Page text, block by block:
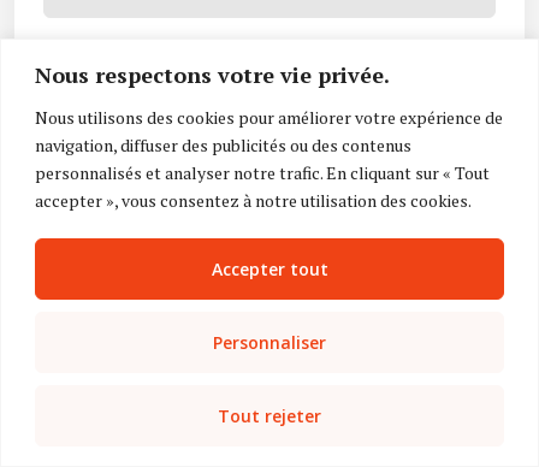
Nous respectons votre vie privée.
Nous utilisons des cookies pour améliorer votre expérience de
navigation, diffuser des publicités ou des contenus
personnalisés et analyser notre trafic. En cliquant sur « Tout
accepter », vous consentez à notre utilisation des cookies.
Personnaliser
Tout rejeter
Accepter tout
Mot de passe oublié ?
Vous n’avez pas de compte ? Inscrivez-vous